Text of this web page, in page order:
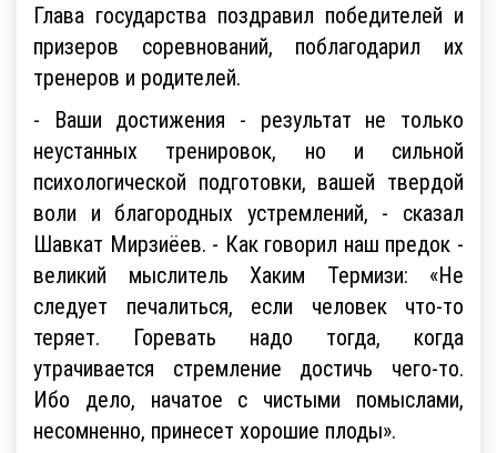
Глава государства поздравил победителей и
призеров соревнований, поблагодарил их
тренеров и родителей.
- Ваши достижения - результат не только
неустанных тренировок, но и сильной
психологической подготовки, вашей твердой
воли и благородных устремлений, - сказал
Шавкат Мирзиёев. - Как говорил наш предок -
великий мыслитель Хаким Термизи: «Не
следует печалиться, если человек что-то
теряет. Горевать надо тогда, когда
утрачивается стремление достичь чего-то.
Ибо дело, начатое с чистыми помыслами,
несомненно, принесет хорошие плоды».